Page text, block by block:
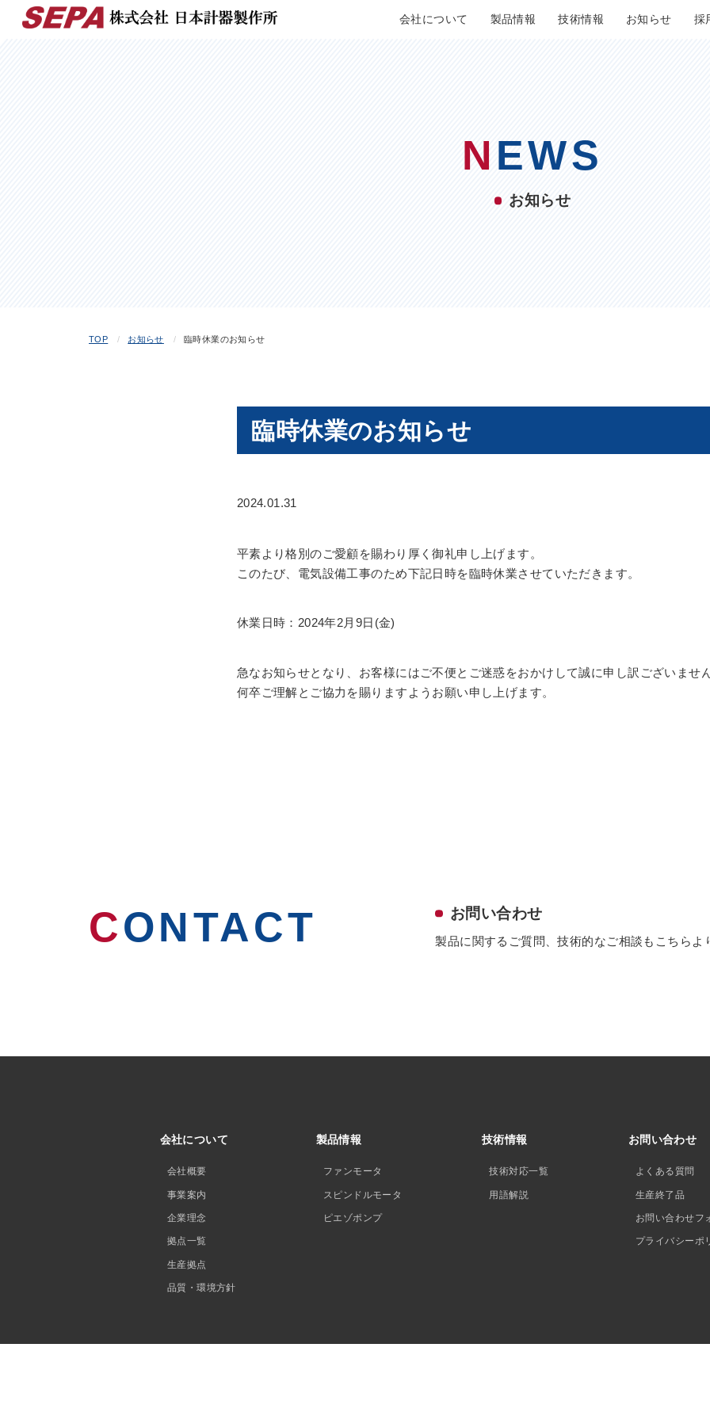
会社について 製品情報 技術情報 お知らせ 採
N EWS
お知らせ
TOP お知らせ 臨時休業のお知らせ
臨時休業のお知らせ
2024.01.31
平素より格別のご愛顧を賜わり厚く御礼申し上げます。
このたび、電気設備工事のため下記日時を臨時休業させていただきます。
休業日時：2024年2月9日(金)
急なお知らせとなり、お客様にはご不便とご迷惑をおかけして誠に申し訳ございませ
何卒ご理解とご協力を賜りますようお願い申し上げます。
CONTACT お問い合わせ
製品に関するご質問、技術的なご相談も こちらよ
会社について
会社概要
事業案内
企業理念
拠点一覧
生産拠点
品質・環境方針
製品情報
ファンモータ
スピンドルモータ
ピエゾポンプ
技術情報
技術対応一覧
用語解説
お問い合わせ
よくある質問
生産終了品
お問い合わせフ
プライバシーポ